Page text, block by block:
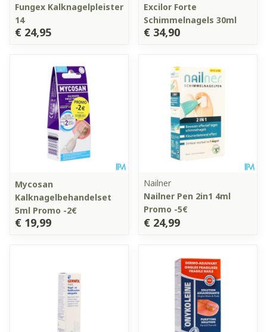
Fungex Kalknagelpleister
14
€ 24,95
Excilor Forte
Schimmelnagels 30ml
€ 34,90
Mycosan
Kalknagelbehandelset
5ml Promo -2€
€ 19,99
Nailner
Nailner Pen 2in1 4ml
Promo -5€
€ 24,99